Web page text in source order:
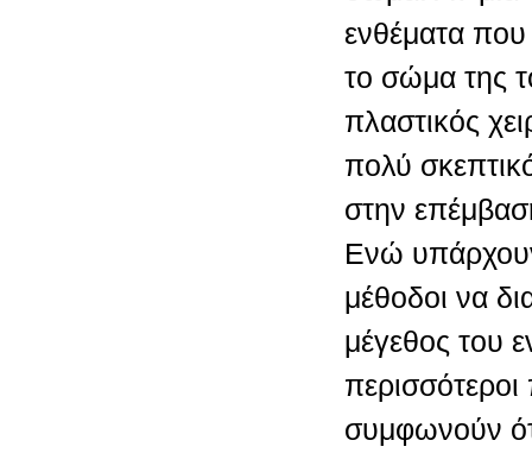
ενθέματα που
το σώμα της
πλαστικός
πολύ
στην
Ενώ
μέθοδοι να
μέγεθος του
περισσότεροι
συμφωνούν